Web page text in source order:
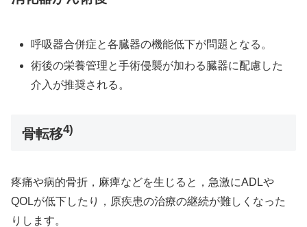
呼吸器合併症と各臓器の機能低下が問題となる。
術後の栄養管理と手術侵襲が加わる臓器に配慮した
介入が推奨される。
骨転移4)
疼痛や病的骨折，麻痺などを生じると，急激にADLや
QOLが低下したり，原疾患の治療の継続が難しくなった
りします。